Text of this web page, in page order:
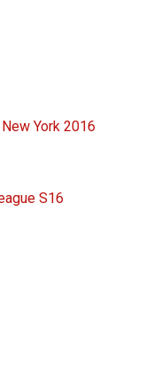
New York 2016
S16